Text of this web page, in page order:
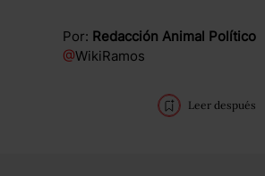
Por: Redacción Animal Político
@WikiRamos
Leer después